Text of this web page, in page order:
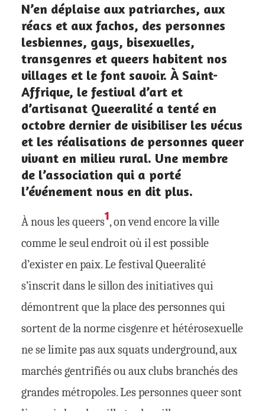
N’en déplaise aux patriarches, aux
réacs et aux fachos, des personnes
lesbiennes, gays, bisexuelles,
transgenres et queers habitent nos
villages et le font savoir. À Saint-
Affrique, le festival d’art et
d’artisanat Queeralité a tenté en
octobre dernier de visibiliser les vécus
et les réalisations de personnes queer
vivant en milieu rural. Une membre
de l’association qui a porté
l’événement nous en dit plus.
À nous les queers1, on vend encore la ville
comme le seul endroit où il est possible
d’exister en paix. Le festival Queeralité
s’inscrit dans le sillon des initiatives qui
démontrent que la place des personnes qui
sortent de la norme cisgenre et hétérosexuelle
ne se limite pas aux squats underground, aux
marchés gentrifiés ou aux clubs branchés des
grandes métropoles. Les personnes queer sont